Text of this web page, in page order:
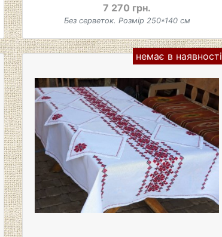
7 270 грн.
Без серветок. Розмір 250*140 см
немає в наявності